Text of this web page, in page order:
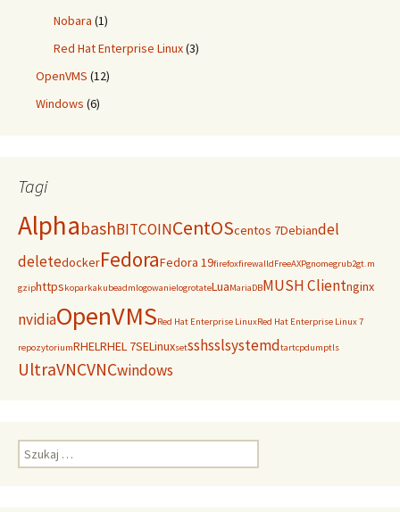
Nobara (1)
Red Hat Enterprise Linux(3)
OpenVMS (12)
Windows (6)
Tagi
AlphabashBITCOINCentOScentos 7Debiandel
deletedockerFedoraFedora 19firefoxfirewalldFreeAXPgnomegrub2gt.m
gziphttpskoparkakubeadmlogowanielogrotateLuaMariaDBMUSH Clientnginx
nvidiaOpenVMSRed Hat Enterprise LinuxRed Hat Enterprise Linux 7
repozytoriumRHELRHEL 7SELinuxsetsshsslsystemdtartcpdumptls
UltraVNCVNCwindows
Szukaj: